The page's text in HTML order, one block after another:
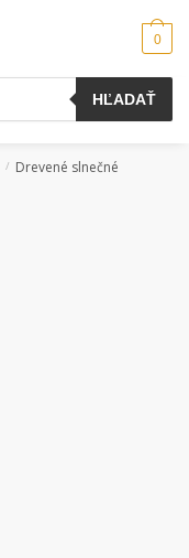
HĽADAŤ
0
/ Drevené slnečné